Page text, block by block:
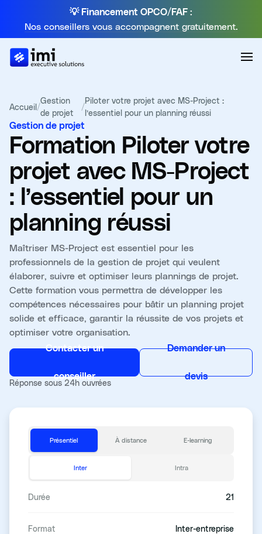
💡 Financement OPCO/FAF :
Nos conseillers vous accompagnent gratuitement.
Accueil/
Gestion
de projet
/
Piloter votre projet avec MS-Project :
l’essentiel pour un planning réussi
Gestion de projet
Formation Piloter votre
projet avec MS-Project
: l’essentiel pour un
planning réussi
Maîtriser MS-Project est essentiel pour les
professionnels de la gestion de projet qui veulent
élaborer, suivre et optimiser leurs plannings de projet.
Cette formation vous permettra de développer les
compétences nécessaires pour bâtir un planning projet
solide et efficace, garantir la réussite de vos projets et
optimiser votre organisation.
Contacter un
conseiller
Demander un
devis
Réponse sous 24h ouvrées
Présentiel À distance E-learning
Inter Intra
Durée 21
Format Inter-entreprise